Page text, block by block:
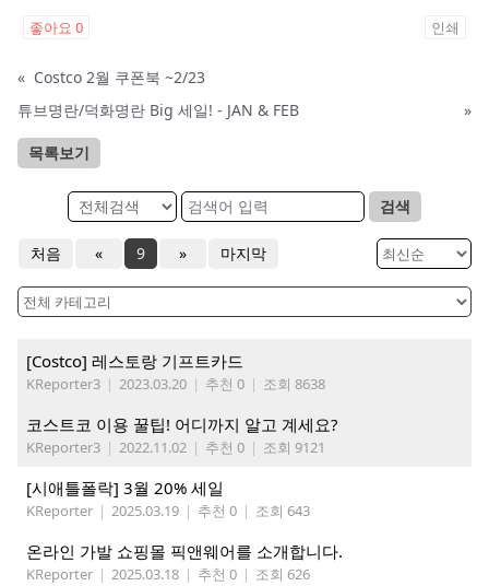
좋아요 0 인쇄
« Costco 2월 쿠폰북 ~2/23
튜브명란/덕화명란 Big 세일! - JAN & FEB
»
목록보기
검색
처음 « 9 » 마지막
[Costco] 레스토랑 기프트카드
KReporter3 | 2023.03.20 | 추천 0 | 조회 8638
코스트코 이용 꿀팁! 어디까지 알고 계세요?
KReporter3 | 2022.11.02 | 추천 0 | 조회 9121
[시애틀폴락] 3월 20% 세일
KReporter | 2025.03.19 | 추천 0 | 조회 643
온라인 가발 쇼핑몰 픽앤웨어를 소개합니다.
KReporter | 2025.03.18 | 추천 0 | 조회 626